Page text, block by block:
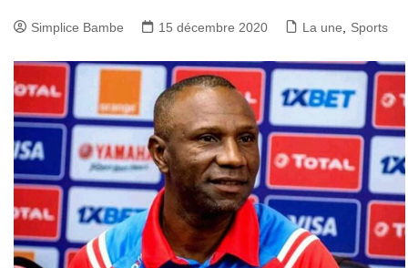
Simplice Bambe 15 décembre 2020 La une Sports